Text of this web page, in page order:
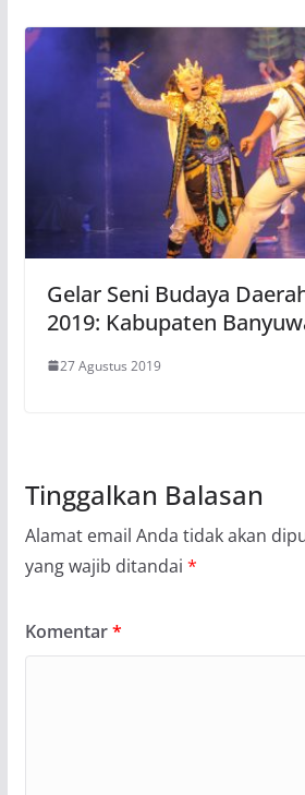
Gelar Seni Budaya
2019: Kabupaten
27 Agustus 2019
Tinggalkan Balasan
Alamat email Anda tidak akan
yang wajib ditandai *
Komentar*